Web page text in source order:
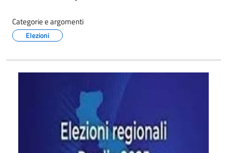
Categorie e argomenti
Elezioni